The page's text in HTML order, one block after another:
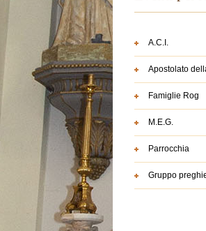
A.C.I.
Apostolato
Famiglie Rog
M.E.G.
Parrocchia
Gruppo